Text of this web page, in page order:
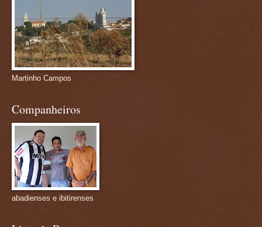
Martinho Campos
Companheiros
abadienses e ibitirenses